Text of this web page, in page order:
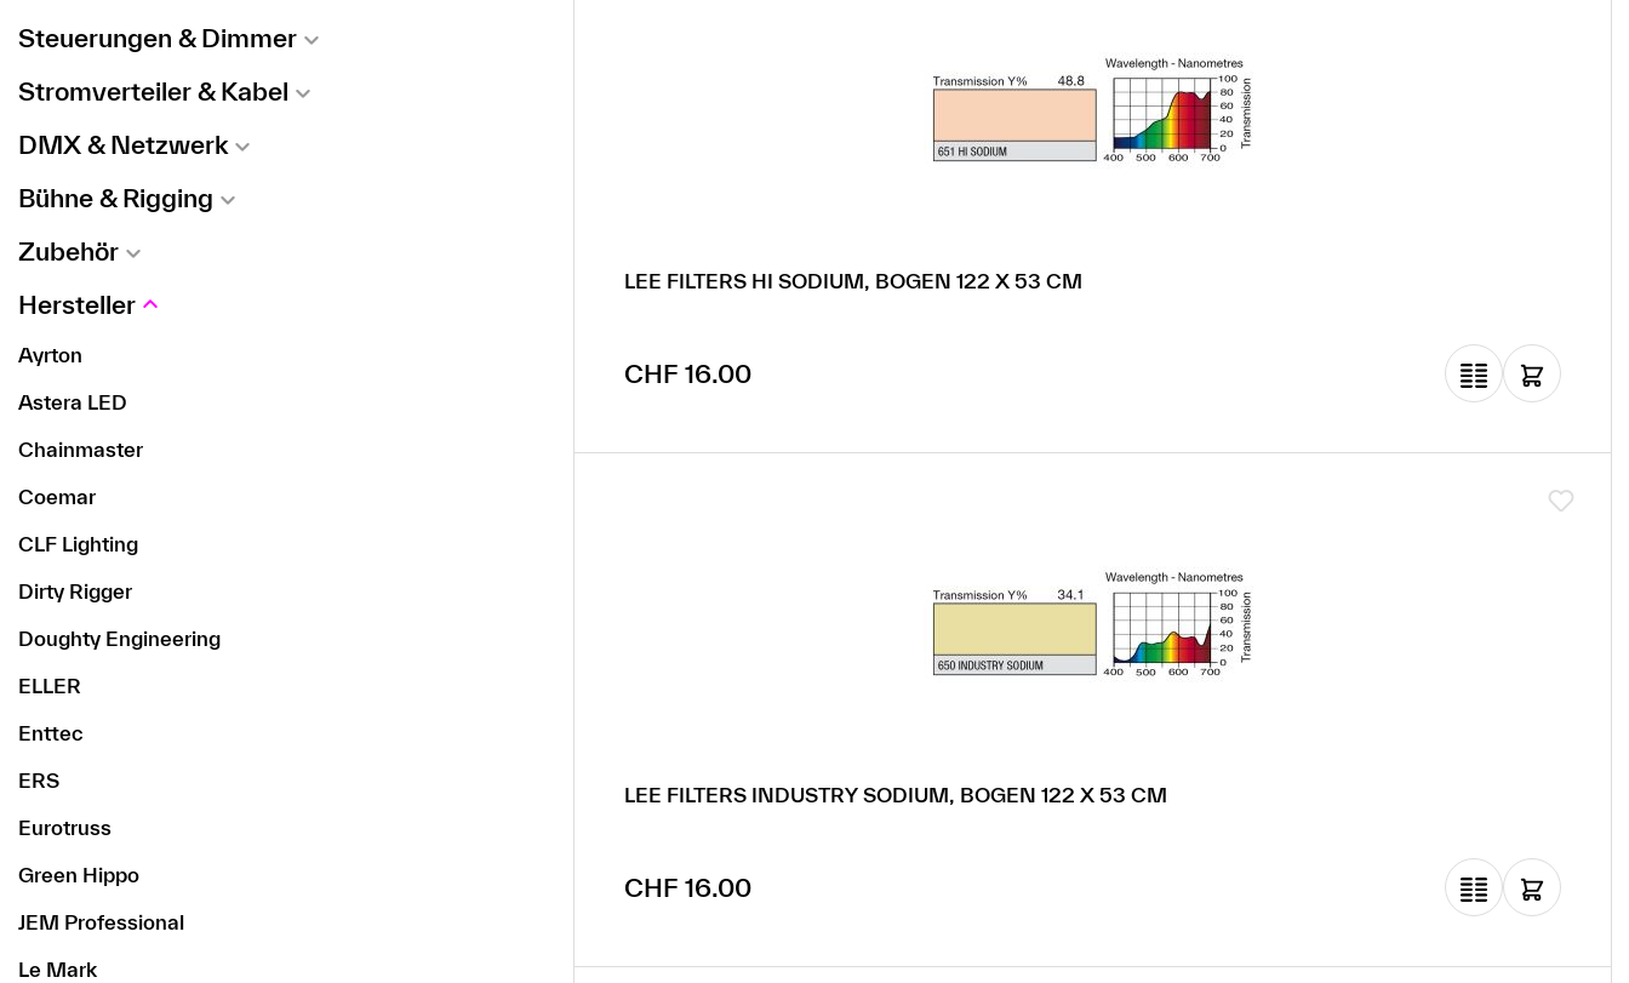
Steuerungen & Dimmer
Stromverteiler & Kabel
DMX & Netzwerk
Bühne & Rigging
Zubehör
Hersteller
Ayrton
Astera LED
Chainmaster
Coemar
CLF Lighting
Dirty Rigger
Doughty Engineering
ELLER
Enttec
ERS
Eurotruss
Green Hippo
JEM Professional
Le Mark
LEE FILTERS HI SODIUM, BOGEN 122 X 53 CM
Regulärer Preis:
CHF 16.00
LEE FILTERS INDUSTRY SODIUM, BOGEN 122 X 53 CM
Regulärer Preis:
CHF 16.00